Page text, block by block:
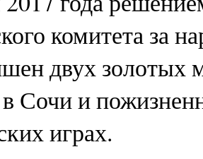
комитета за
двух золотых
Сочи и
играх.